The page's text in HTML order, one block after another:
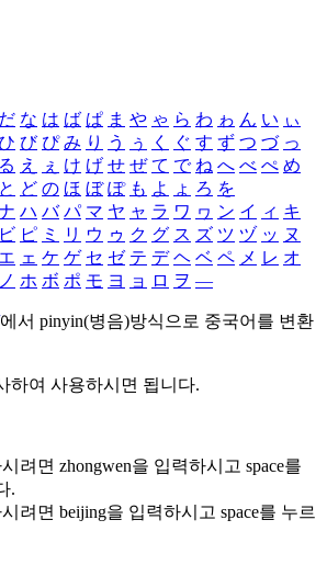
だ な は ば ぱ ま や ゃ ら わ ゎ ん い ぃ
び ぴ み り う ぅ く ぐ す ず つ づ っ
る え ぇ け げ せ ぜ て で ね へ べ ぺ め
と ど の ほ ぼ ぽ も よ ょ ろ を
ハ バ パ マ ヤ ャ ラ ワ ヮ ン イ ィ キ
ビ ピ ミ リ ウ ゥ ク グ ス ズ ツ ヅ ッ ヌ
エ ェ ケ ゲ セ ゼ テ デ ヘ ベ ペ メ レ オ
ノ ホ ボ ポ モ ヨ ョ ロ ヲ ―
에서 pinyin(병음)방식으로 중국어를 변환
하여 사용하시면 됩니다.
려면 zhongwen을 입력하시고 space를
.
려면 beijing을 입력하시고 space를 누르